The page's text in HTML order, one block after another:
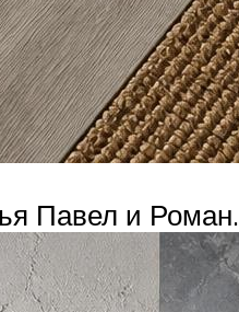
Павел и Роман.